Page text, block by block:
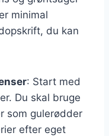
minimal
du kan
: Start med
Du skal bruge
som gulerødder
efter eget